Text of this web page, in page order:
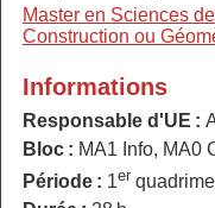
Master en Sciences
Construction ou
Informations
Responsable d'UE :
Bloc : MA1 Info, MA0
Période : 1er